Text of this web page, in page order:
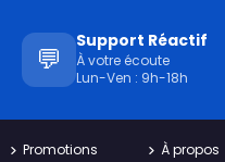
💬
Support Réactif
À votre écoute
Lun-Ven : 9h-18h
Promotions
À propos